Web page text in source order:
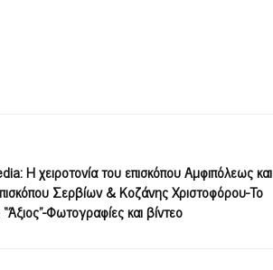
H χειροτονία του επισκόπου Αμφιπόλεως και
Σερβίων & Κοζάνης Χριστοφόρου-To
Φωτογραφίες και βίντεο